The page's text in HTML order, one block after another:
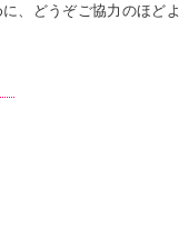
に、どうぞご協力のほどよ